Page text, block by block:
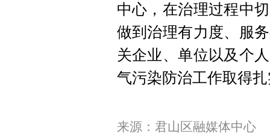
中心，在治理过程中
做到治理有力度、服
关企业、单位以及个
气污染防治工作取得
来源：君山区融媒体中心